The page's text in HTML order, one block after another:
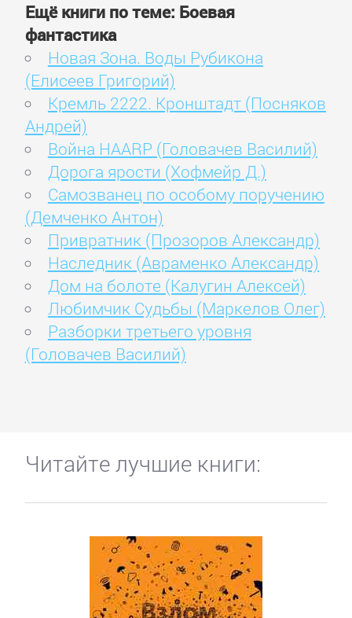
Ещё книги по теме: Боевая
фантастика
Новая Зона. Воды Рубикона
(Елисеев Григорий)
Кремль 2222. Кронштадт (Посняков
Андрей)
Война HAАRP (Головачев Василий)
Дорога ярости (Хофмейр Д.)
Самозванец по особому поручению
(Демченко Антон)
Привратник (Прозоров Александр)
Наследник (Авраменко Александр)
Дом на болоте (Калугин Алексей)
Любимчик Судьбы (Маркелов Олег)
Разборки третьего уровня
(Головачев Василий)
Читайте лучшие книги: